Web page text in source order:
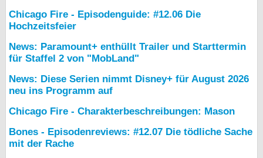
Chicago Fire - Episodenguide: #12.06 Die
Hochzeitsfeier
News: Paramount+ enthüllt Trailer und Starttermin
für Staffel 2 von "MobLand"
News: Diese Serien nimmt Disney+ für August 2026
neu ins Programm auf
Chicago Fire - Charakterbeschreibungen: Mason
Bones - Episodenreviews: #12.07 Die tödliche Sache
mit der Rache